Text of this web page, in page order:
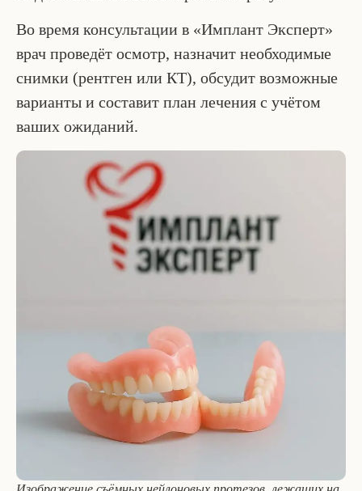
Во время консультации в «Имплант Эксперт»
врач проведёт осмотр, назначит необходимые
снимки (рентген или КТ), обсудит возможные
варианты и составит план лечения с учётом
ваших ожиданий.